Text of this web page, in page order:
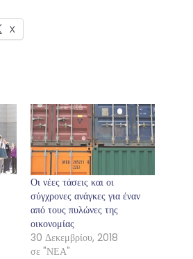
X
Οι νέες τάσεις και οι
σύγχρονες ανάγκες για έναν
από τους πυλώνες της
οικονομίας
30 Δεκεμβρίου, 2018
σε "ΝΕΑ"